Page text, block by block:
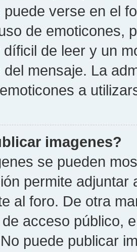
verse en el
de emoticones,
de leer y un
mensaje. La
a
imagenes?
se pueden
permite
al foro. De otra
acceso público,
puede publicar